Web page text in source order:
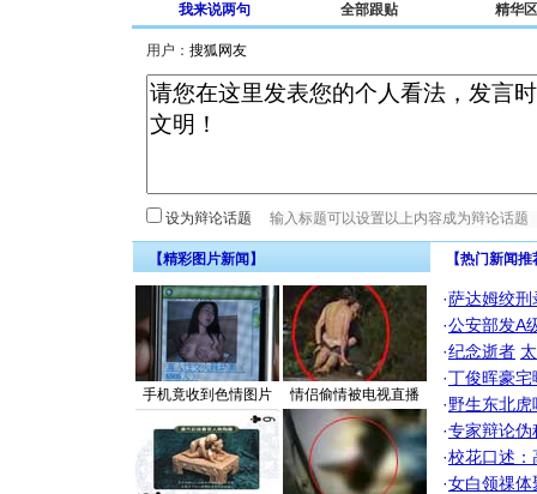
我来说两句 全部跟贴 精华区
用户：
设为辩论话题
【精彩图片新闻】
手机竟收到色情图片 情侣偷情被电视直播
【热门新闻
·萨达姆绞刑
·公安部发A
·纪念逝者
·丁俊晖豪
·野生东北
·专家辩论伪
·校花口述：
·女白领祼体